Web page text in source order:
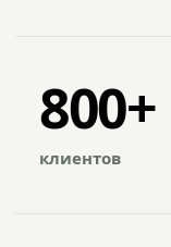
800+
клиентов